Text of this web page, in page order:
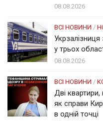
08.08.2026
ВСІ НОВИНИ /
Укрзалізниця
у трьох
08.08.2026
ВСІ НОВИНИ /
Дві квартири,
як справи
в одній точці